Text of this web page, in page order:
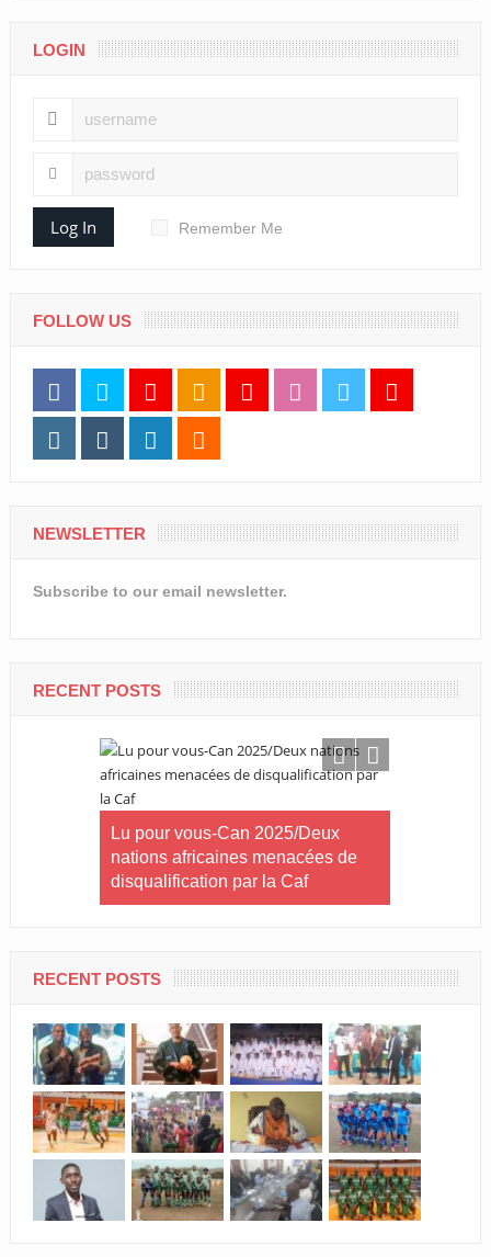
LOGIN
Log In Remember Me
FOLLOW US
NEWSLETTER
Subscribe to our email newsletter.
RECENT POSTS
Lu pour vous-Can 2025/Deux
nations africaines menacées de
disqualification par la Caf
Ogouéra
RECENT POSTS